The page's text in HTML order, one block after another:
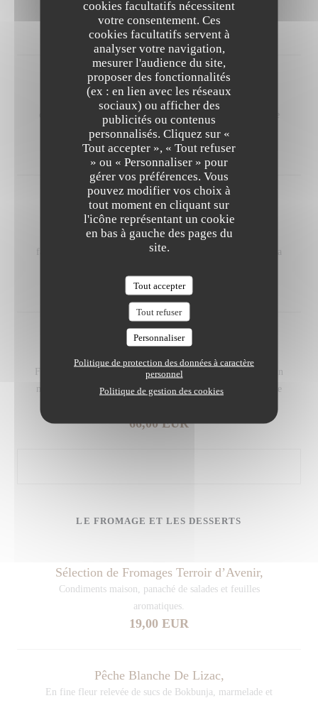
cookies facultatifs nécessitent
votre consentement. Ces
cookies facultatifs servent à
analyser votre navigation,
mesurer l'audience du site,
proposer des fonctionnalités
(ex : en lien avec les réseaux
sociaux) ou afficher des
publicités ou contenus
personnalisés. Cliquez sur «
Tout accepter », « Tout refuser
» ou « Personnaliser » pour
gérer vos préférences. Vous
pouvez modifier vos choix à
tout moment en cliquant sur
l'icône représentant un cookie
en bas à gauche des pages du
site.
Tout accepter
Tout refuser
Personnaliser
Politique de protection des données à caractère
personnel
Politique de gestion des cookies
Morceaux modestes façon lobster roll.
64,00 EUR
Rouget Barbet De Vendée,
Saisi à l’huile d’olive ; méli-mélo de légumes provençaux,
condiments ail noir et citron, sucs de bouillabaisse et rouille
onctueuse.
59,00 EUR
Agneau Fermier Des Pays D’Oc,
Selle rôtie, socca et spirale de courgette relevée d’olives
Taggiasche et d’anchois de Cantabrie. Fleur de courgette
farcie d’épaule façon polpette et jus condimenté parfumé à la
62,00 EUR
Bœuf Race Jersiaise De La Ferme Des Belles
Faux filet grillé au barbecue ; aubergine fondante laquée d’un
miso artisanal, girolles de Sologne et tomates confites. Jus de
66,00 EUR
LE FROMAGE ET LES DESSERTS
Sélection de Fromages Terroir d’Avenir,
Condiments maison, panaché de salades et feuilles
aromatiques.
19,00 EUR
Pêche Blanche De Lizac,
En fine fleur relevée de sucs de Bokbunja, marmelade et